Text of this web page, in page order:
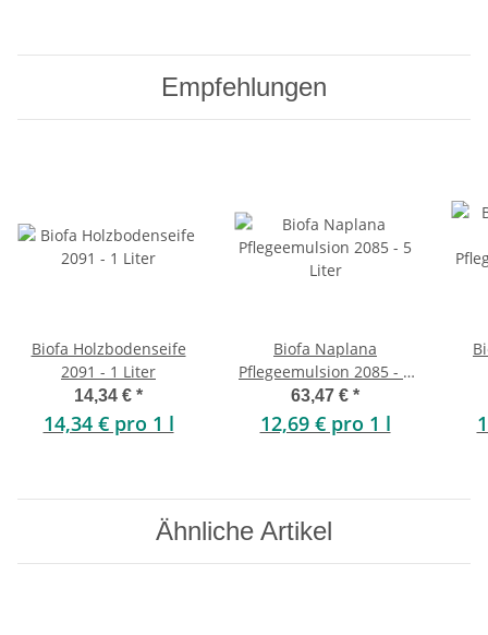
Empfehlungen
Biofa Holzbodenseife
2091 - 1 Liter
14,34 € *
14,34 € pro 1 l
Biofa Naplana
Pflegeemulsion 2085 - 5
Liter
63,47 € *
12,69 € pro 1 l
Ähnliche Artikel